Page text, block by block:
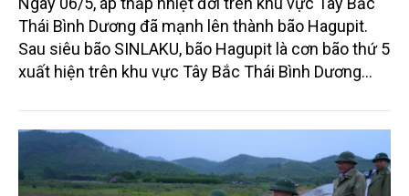
Thái Bình Dương đã mạnh lên thành bão Hagupit.
Sau siêu bão SINLAKU, bão Hagupit là cơn bão thứ 5
xuất hiện trên khu vực Tây Bắc Thái Bình Dương